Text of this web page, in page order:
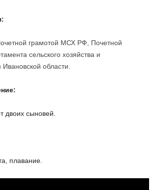
грамотой МСХ РФ, Почетной
сельского хозяйства и
области.
двоих сыновей.
плавание.